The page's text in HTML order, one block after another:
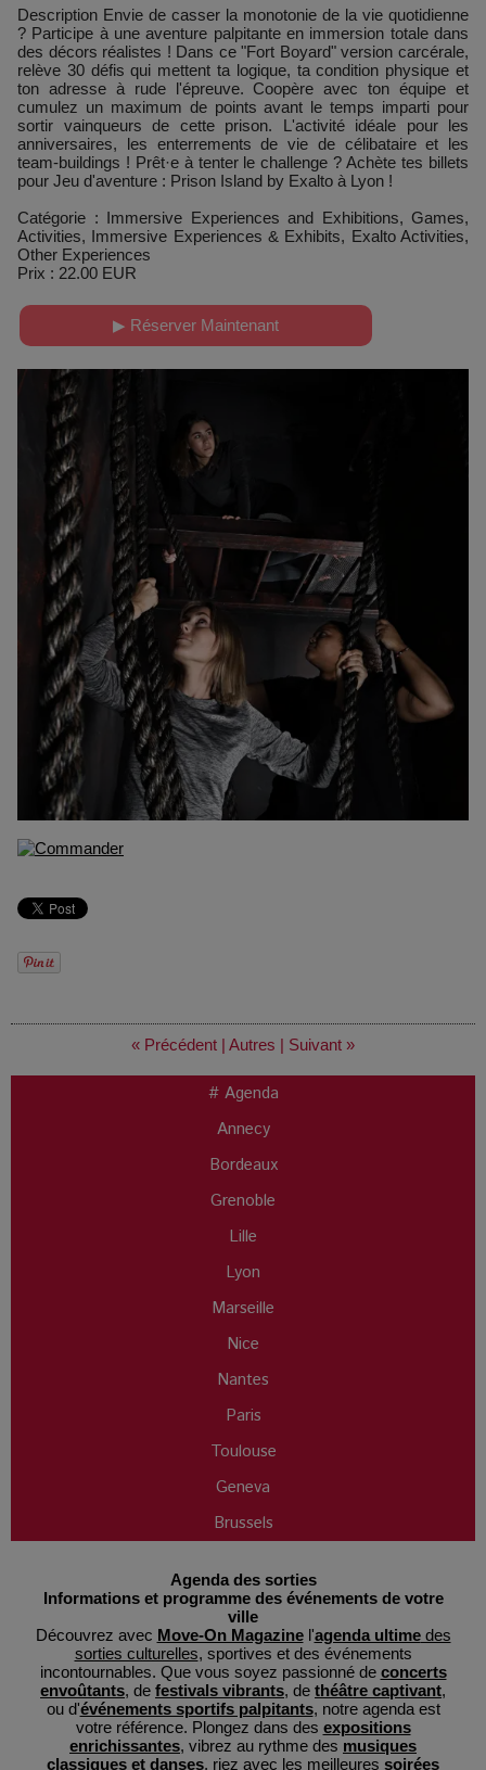
Description Envie de casser la monotonie de la vie quotidienne
? Participe à une aventure palpitante en immersion totale dans
des décors réalistes ! Dans ce "Fort Boyard" version carcérale,
relève 30 défis qui mettent ta logique, ta condition physique et
ton adresse à rude l'épreuve. Coopère avec ton équipe et
cumulez un maximum de points avant le temps imparti pour
sortir vainqueurs de cette prison. L'activité idéale pour les
anniversaires, les enterrements de vie de célibataire et les
team-buildings ! Prêt·e à tenter le challenge ? Achète tes billets
pour Jeu d'aventure : Prison Island by Exalto à Lyon !
Catégorie : Immersive Experiences and Exhibitions, Games,
Activities, Immersive Experiences & Exhibits, Exalto Activities,
Other Experiences
Prix : 22.00 EUR
▶ Réserver Maintenant
« Précédent | Autres | Suivant »
# Agenda
Annecy
Bordeaux
Grenoble
Lille
Lyon
Marseille
Nice
Nantes
Paris
Toulouse
Geneva
Brussels
Agenda des sorties
Informations et programme des événements de votre
ville
Découvrez avec Move-On Magazinel'agenda ultimedes
sorties culturelles, sportives et des événements
incontournables. Que vous soyez passionné de concerts
envoûtants, de festivals vibrants, de théâtre captivant,
ou d'événements sportifs palpitants, notre agenda est
votre référence. Plongez dans des expositions
enrichissantes, vibrez au rythme des musiques
classiques et danses, riez avec les meilleures soirées